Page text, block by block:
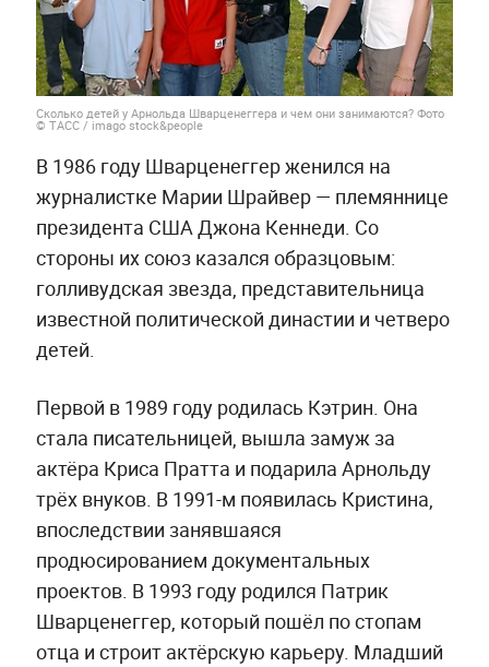
Сколько детей у Арнольда Шварценеггера и чем они занимаются? Фото
© ТАСС / imago stock&people
В 1986 году Шварценеггер женился на
журналистке Марии Шрайвер — племяннице
президента США Джона Кеннеди. Со
стороны их союз казался образцовым:
голливудская звезда, представительница
известной политической династии и четверо
детей.
Первой в 1989 году родилась Кэтрин. Она
стала писательницей, вышла замуж за
актёра Криса Пратта и подарила Арнольду
трёх внуков. В 1991-м появилась Кристина,
впоследствии занявшаяся
продюсированием документальных
проектов. В 1993 году родился Патрик
Шварценеггер, который пошёл по стопам
отца и строит актёрскую карьеру. Младший